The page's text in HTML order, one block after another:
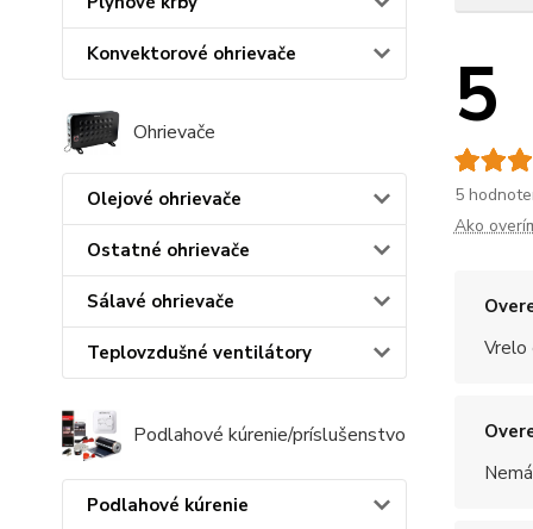
Konvektorové ohrievače
Ohrievače
Olejové ohrievače
Ostatné ohrievače
Sálavé ohrievače
Teplovzdušné ventilátory
Podlahové kúrenie/príslušenstvo
Podlahové kúrenie
5
5
Ako
Vrelo